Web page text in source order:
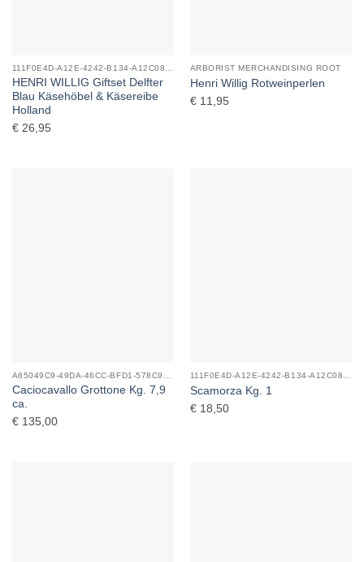
HENRI WILLIG Giftset Delfter
Blau Käsehöbel & Käsereibe
Holland
€26,95
ARBORIST MERCHANDISING ROOT
Henri Willig Rotweinperlen
€11,95
A65049C9-49DA-46CC-BFD1-578C92E0357C_0
Caciocavallo Grottone Kg. 7,9
ca.
€135,00
111F0E4D-A12E-4242-B134-A12C08F04C5D_0
Scamorza Kg. 1
€18,50